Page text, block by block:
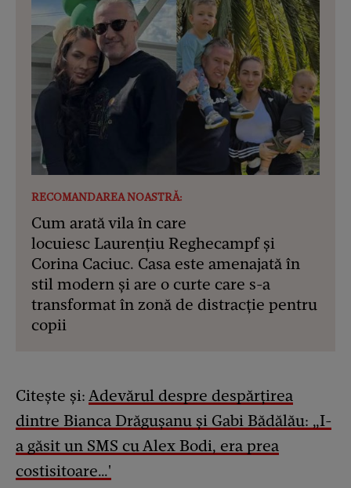
RECOMANDAREA NOASTRĂ:
Cum arată vila în care
locuiesc Laurențiu Reghecampf și
Corina Caciuc. Casa este amenajată în
stil modern și are o curte care s-a
transformat în zonă de distracție pentru
copii
Citește și: Adevărul despre despărțirea
dintre Bianca Drăgușanu și Gabi Bădălău: „I-
a găsit un SMS cu Alex Bodi, era prea
costisitoare…'